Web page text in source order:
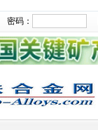
密码：